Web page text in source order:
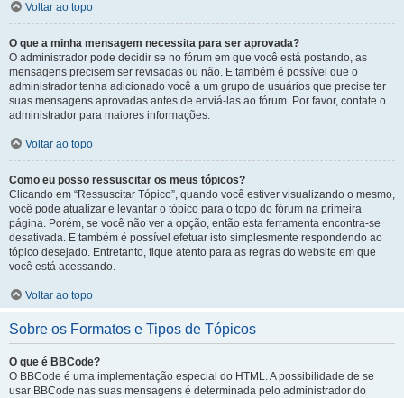
Voltar ao topo
O que a minha mensagem necessita para ser aprovada?
O administrador pode decidir se no fórum em que você está postando, as
mensagens precisem ser revisadas ou não. E também é possível que o
administrador tenha adicionado você a um grupo de usuários que precise ter
suas mensagens aprovadas antes de enviá-las ao fórum. Por favor, contate o
administrador para maiores informações.
Voltar ao topo
Como eu posso ressuscitar os meus tópicos?
Clicando em “Ressuscitar Tópico”, quando você estiver visualizando o mesmo,
você pode atualizar e levantar o tópico para o topo do fórum na primeira
página. Porém, se você não ver a opção, então esta ferramenta encontra-se
desativada. E também é possível efetuar isto simplesmente respondendo ao
tópico desejado. Entretanto, fique atento para as regras do website em que
você está acessando.
Voltar ao topo
Sobre os Formatos e Tipos de Tópicos
O que é BBCode?
O BBCode é uma implementação especial do HTML. A possibilidade de se
usar BBCode nas suas mensagens é determinada pelo administrador do